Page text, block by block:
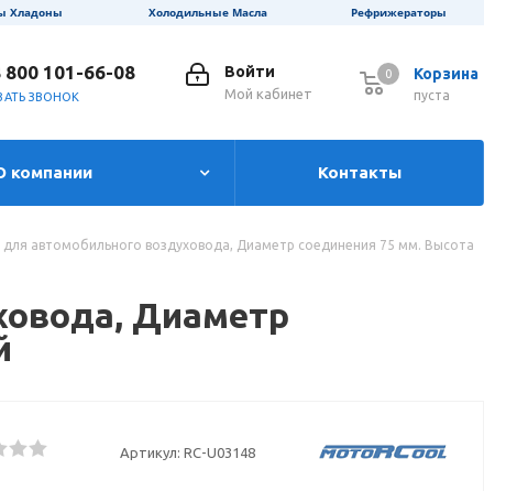
Хладоны Холодильные Масла Рефрижераторы
Корзина
0
пуста
0
Войти
Мой кабинет
800 101-66-08
ЗВОНОК
компании Контакты
автомобильного воздуховода, Диаметр соединения 75 мм. Высота
Диаметр
Артикул: RC-U03148